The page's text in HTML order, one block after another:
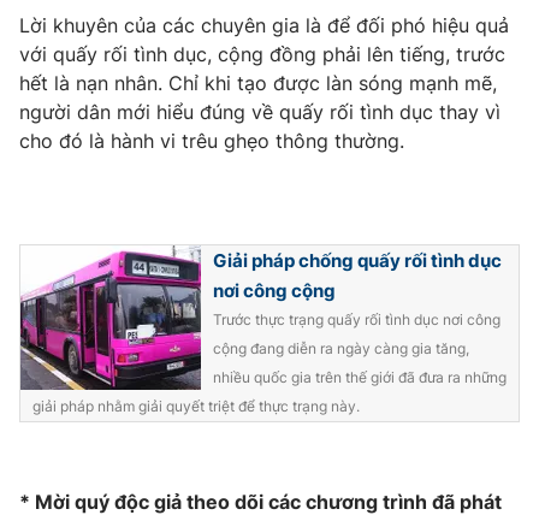
Video Shorts video
VTV Money VTV Thể thao
Thị trường 24h Tấm lòng Việt
VTV4 Vươn mình bằng AI
VTV9 VTV8
Liên hệ tòa soạn English
Lời khuyên của các chuyên gia là để đối phó hiệu quả
với quấy rối tình dục, cộng đồng phải lên tiếng, trước
hết là nạn nhân. Chỉ khi tạo được làn sóng mạnh mẽ,
người dân mới hiểu đúng về quấy rối tình dục thay vì
cho đó là hành vi trêu ghẹo thông thường.
Giải pháp chống quấy rối tình dục
nơi công cộng
Trước thực trạng quấy rối tình dục nơi công
cộng đang diễn ra ngày càng gia tăng,
nhiều quốc gia trên thế giới đã đưa ra những
giải pháp nhằm giải quyết triệt để thực trạng này.
* Mời quý độc giả theo dõi các chương trình đã phát